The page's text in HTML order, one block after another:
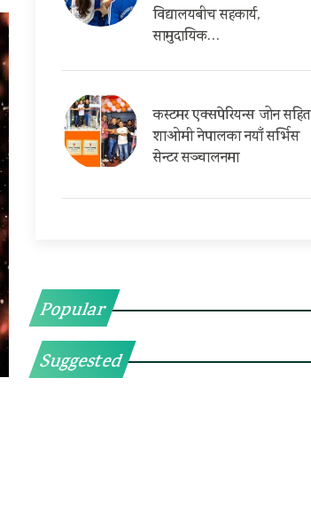
विद्यालयबीच सहकार्य,
सामुदायिक…
कस्टमर एक्सपेरियन्स जोन सहित
शाओमी नेपालका नयाँ सर्भिस
सेन्टर सञ्चालनमा
Popular
Suggested